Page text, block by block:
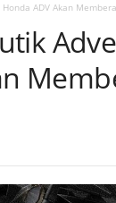
ADV Akan